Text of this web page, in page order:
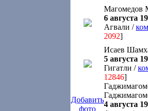
Магомедов
6 августа
Агвали /
2092]
Исаев
5 августа
Гигатли /
12846]
Добавить
фото
4 августа